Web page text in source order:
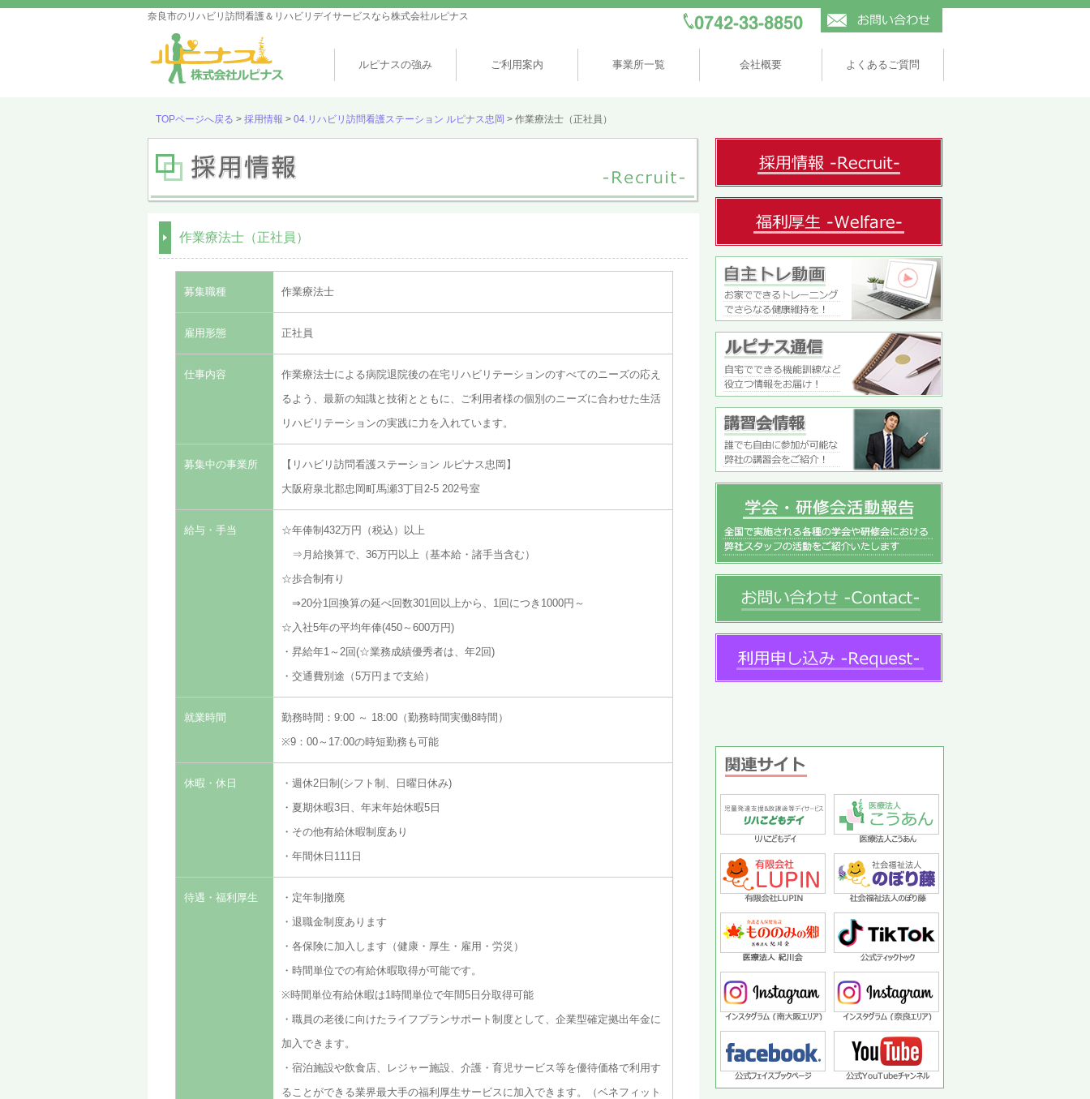
奈良市のリハビリ訪問看護＆リハビリデイサービスなら株式会社ルピナス
ルピナスの強み ご利用案内 事業所一覧 会社概要 よくあるご質問
TOPページへ戻る > 採用情報 > 04.リハビリ訪問看護ステーション ルピナス忠岡 > 作業療法士（正社員）
作業療法士（正社員）
募集職種 作業療法士
雇用形態 正社員
仕事内容
作業療法士による病院退院後の在宅リハビリテーションのすべてのニーズの応え
るよう、最新の知識と技術とともに、ご利用者様の個別のニーズに合わせた生活
リハビリテーションの実践に力を入れています。
募集中の事業所
【リハビリ訪問看護ステーション ルピナス忠岡】
大阪府泉北郡忠岡町馬瀬3丁目2-5 202号室
給与・手当
☆年俸制432万円（税込）以上
⇒月給換算で、36万円以上（基本給・諸手当含む）
☆歩合制有り
⇒20分1回換算の延べ回数301回以上から、1回につき1000円～
☆入社5年の平均年俸(450～600万円)
・昇給年1～2回(☆業務成績優秀者は、年2回)
・交通費別途（5万円まで支給）
就業時間
勤務時間：9:00 ～ 18:00（勤務時間実働8時間）
※9：00～17:00の時短勤務も可能
休暇・休日
・週休2日制(シフト制、日曜日休み)
・夏期休暇3日、年末年始休暇5日
・その他有給休暇制度あり
・年間休日111日
待遇・福利厚生
・定年制撤廃
・退職金制度あります
・各保険に加入します（健康・厚生・雇用・労災）
・時間単位での有給休暇取得が可能です。
※時間単位有給休暇は1時間単位で年間5日分取得可能
・職員の老後に向けたライフプランサポート制度として、企業型確定拠出年金に
加入できます。
・宿泊施設や飲食店、レジャー施設、介護・育児サービス等を優待価格で利用す
ることができる業界最大手の福利厚生サービスに加入できます。（ベネフィット